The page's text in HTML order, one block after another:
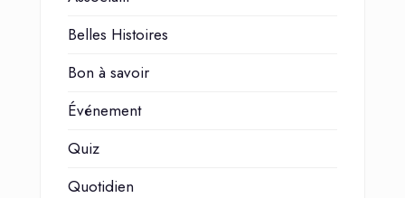
Belles Histoires
Bon à savoir
Événement
Quiz
Quotidien